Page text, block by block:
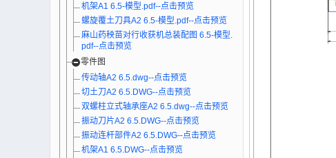
机架A1 6.5-模型.pdf--点击预览
螺旋覆土刀具A2 6.5-模型.pdf--点击预览
麻山药秧苗对行收获机总装配图 6.5-模型.
pdf--点击预览
零件图
传动轴A2 6.5.dwg--点击预览
切土刀A2 6.5.DWG--点击预览
双螺柱立式轴承座A2 6.5.dwg--点击预览
振动刀片A2 6.5.DWG--点击预览
振动连杆部件A2 6.5.DWG--点击预览
机架A1 6.5.DWG--点击预览